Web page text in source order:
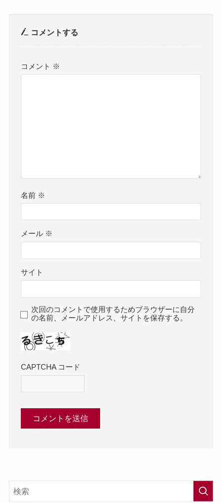
コメントする
コメント ※
名前 ※
メール ※
サイト
次回のコメントで使用するためブラウザーに自分
の名前、メールアドレス、サイトを保存する。
CAPTCHA コード